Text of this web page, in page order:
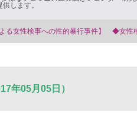
します。
◆女性検事を支援する会事務局
年05月05日）